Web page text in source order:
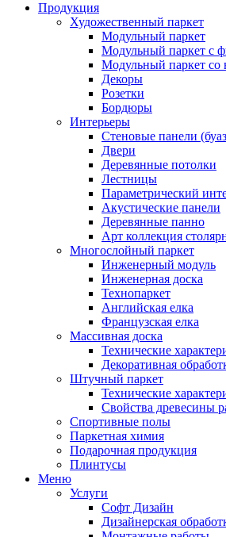
Продукция
Художественный паркет
Модульный паркет
Модульный паркет с
Модульный паркет со
Декоры
Розетки
Бордюры
Интерьеры
Стеновые панели
Двери
Деревянные потолки
Лестницы
Параметрический
Акустические панели
Деревянные панно
Арт коллекция
Многослойный паркет
Инженерный модуль
Инженерная доска
Технопаркет
Английская елка
Французская елка
Массивная доска
Технические
Декоративная
Штучный паркет
Технические
Свойства древесины
Спортивные полы
Паркетная химия
Подарочная продукция
Плинтусы
Меню
Услуги
Софт Дизайн
Дизайнерская